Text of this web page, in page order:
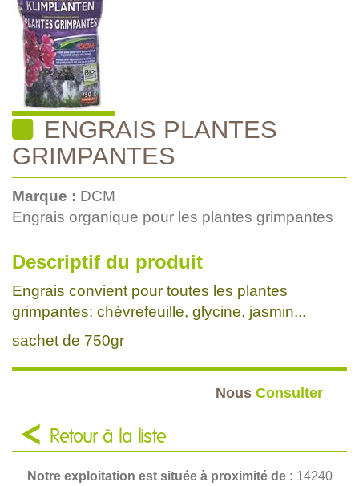
ENGRAIS PLANTES
GRIMPANTES
Marque : DCM
Engrais organique pour les plantes grimpantes
Descriptif du produit
Engrais convient pour toutes les plantes
grimpantes: chèvrefeuille, glycine, jasmin...
sachet de 750gr
Nous Consulter
Retour à la liste
Notre exploitation est située à proximité de : 14240